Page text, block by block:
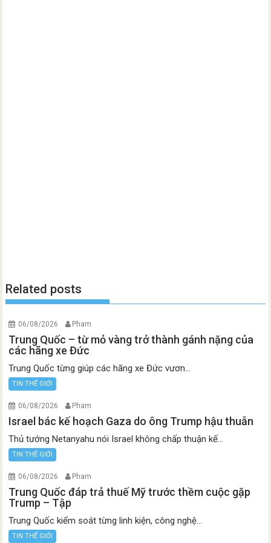
Related posts
06/08/2026 Pham
Trung Quốc – từ mỏ vàng trở thành gánh nặng của
các hãng xe Đức
Trung Quốc từng giúp các hãng xe Đức vươn...
TIN THẾ GIỚI
06/08/2026 Pham
Israel bác kế hoạch Gaza do ông Trump hậu thuẫn
Thủ tướng Netanyahu nói Israel không chấp thuận kế...
TIN THẾ GIỚI
06/08/2026 Pham
Trung Quốc đáp trả thuế Mỹ trước thềm cuộc gặp
Trump – Tập
Trung Quốc kiểm soát từng linh kiện, công nghệ...
TIN THẾ GIỚI